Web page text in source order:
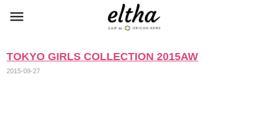
TOKYO GIRLS COLLECTION 2015AW
2015-09-27